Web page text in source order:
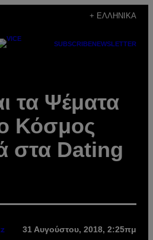
+ ΕΛΛΗΝΙΚΆ
SUBSCRIBENEWSLETTER
τα Ψέματα
Κόσμος
στα Dating
31 Αυγούστου, 2018, 2:25πμ